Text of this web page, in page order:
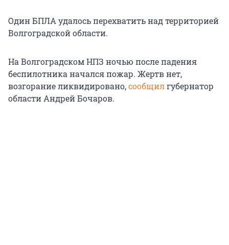
Один БПЛА удалось перехватить над территорией
Волгоградской области.
На Волгоградском НПЗ ночью после падения
беспилотника начался пожар. Жертв нет,
возгорание ликвидировано,сообщилгубернатор
области Андрей Бочаров.